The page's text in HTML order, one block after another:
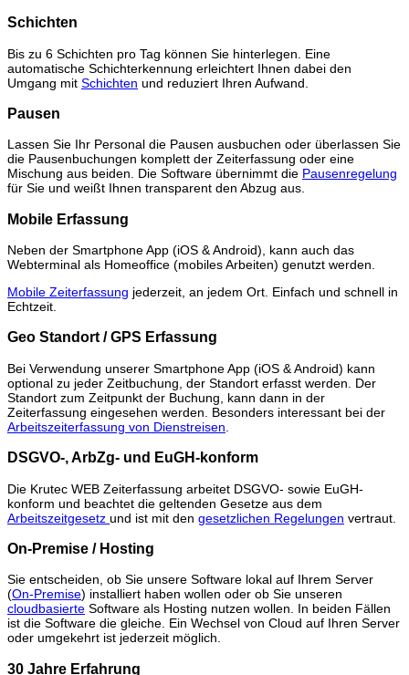
Schichten
Bis zu 6 Schichten pro Tag können Sie hinterlegen. Eine
automatische Schichterkennung erleichtert Ihnen dabei den
Umgang mit Schichten und reduziert Ihren Aufwand.
Pausen
Lassen Sie Ihr Personal die Pausen ausbuchen oder überlassen Sie
die Pausenbuchungen komplett der Zeiterfassung oder eine
Mischung aus beiden. Die Software übernimmt die Pausenregelung
für Sie und weißt Ihnen transparent den Abzug aus.
Mobile Erfassung
Neben der Smartphone App (iOS & Android), kann auch das
Webterminal als Homeoffice (mobiles Arbeiten) genutzt werden.
Mobile Zeiterfassung jederzeit, an jedem Ort. Einfach und schnell in
Echtzeit.
Geo Standort / GPS Erfassung
Bei Verwendung unserer Smartphone App (iOS & Android) kann
optional zu jeder Zeitbuchung, der Standort erfasst werden. Der
Standort zum Zeitpunkt der Buchung, kann dann in der
Zeiterfassung eingesehen werden. Besonders interessant bei der
Arbeitszeiterfassung von Dienstreisen
DSGVO-, ArbZg- und EuGH-konform
Die Krutec WEB Zeiterfassung arbeitet DSGVO- sowie EuGH-
konform und beachtet die geltenden Gesetze aus dem
Arbeitszeitgesetz und ist mit den gesetzlichen Regelungen vertraut.
On-Premise / Hosting
Sie entscheiden, ob Sie unsere Software lokal auf Ihrem Server
(On-Premise) installiert haben wollen oder ob Sie unseren
cloudbasierte Software als Hosting nutzen wollen. In beiden Fällen
ist die Software die gleiche. Ein Wechsel von Cloud auf Ihren Server
oder umgekehrt ist jederzeit möglich.
30 Jahre Erfahrung